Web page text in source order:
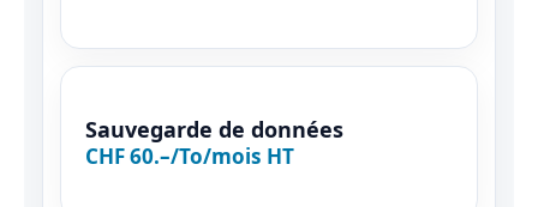
Sauvegarde de données
CHF 60.–/To/mois HT